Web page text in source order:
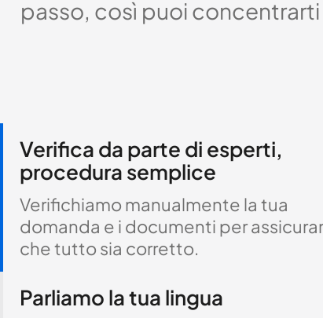
passo, così puoi
Verifica da parte di esperti,
procedura semplice
Verifichiamo manualmente la tua
domanda e i documenti per
che tutto sia corretto.
Parliamo la tua lingua